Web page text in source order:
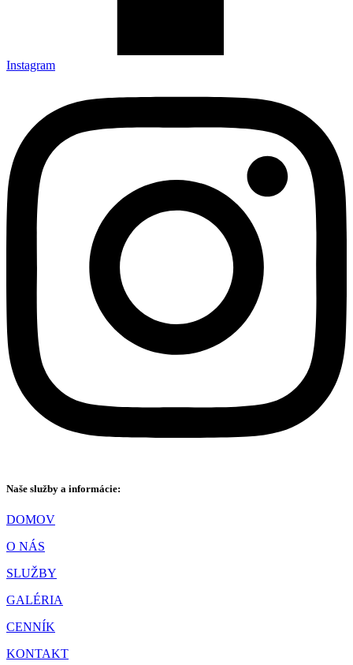
Instagram
Naše služby a informácie:
DOMOV
O NÁS
SLUŽBY
GALÉRIA
CENNÍK
KONTAKT